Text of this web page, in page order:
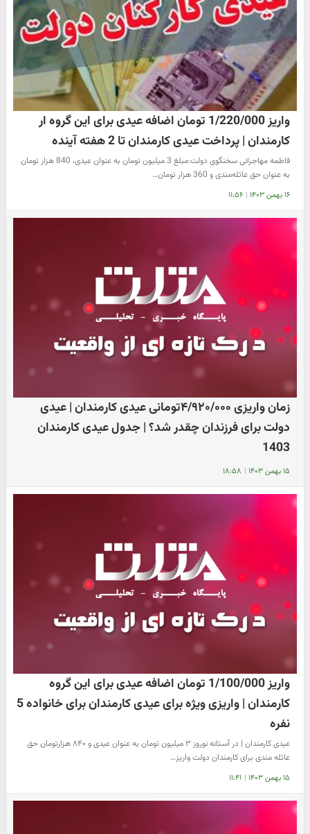
واریز 1/220/000 تومان اضافه عیدی برای این گروه ار
کارمندان | پرداخت عیدی کارمندان تا 2 هفته آینده
فاطمه مهاجرانی سخنگوی دولت:مبلغ 3 میلیون تومان به عنوان عیدی، 840 هزار تومان
به عنوان حق عائله‌مندی و 360 هزار تومان…
۱۶ بهمن ۱۴۰۳ | ۱۱:۵۶
زمان واریزی ۴/۹۲۰/۰۰۰تومانی عیدی کارمندان | عیدی
دولت برای فرزندان چقدر شد؟ | جدول عیدی کارمندان
1403
۱۵ بهمن ۱۴۰۳ | ۱۸:۵۸
واریز 1/100/000 تومان اضافه عیدی برای این گروه
کارمندان | واریزی ویژه برای عیدی کارمندان برای خانواده 5
نفره
عیدی کارمندان | در آستانه نوروز ۳ میلیون تومان به عنوان عیدی و ۸۴۰ هزارتومان حق
عائله مندی برای کارمندان دولت واریز…
۱۵ بهمن ۱۴۰۳ | ۱۱:۴۱